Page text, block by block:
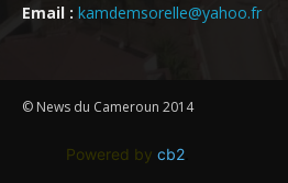
Email : kamdemsorelle@yahoo.fr
© News du Cameroun 2014
Powered by cb2